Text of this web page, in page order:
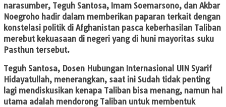
narasumber, Teguh Santosa, Imam Soemarsono, dan Akbar
Noegroho hadir dalam memberikan paparan terkait dengan
konstelasi politik di Afghanistan pasca keberhasilan Taliban
merebut kekuasaan di negeri yang di huni mayoritas suku
Pasthun tersebut.
Teguh Santosa, Dosen Hubungan Internasional UIN Syarif
Hidayatullah, menerangkan, saat ini Sudah tidak penting
lagi mendiskusikan kenapa Taliban bisa menang, namun hal
utama adalah mendorong Taliban untuk membentuk